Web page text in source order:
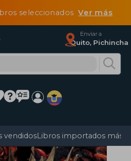
seleccionadosVer más
Enviar a
Quito, Pichincha
vendidosLibros importados más